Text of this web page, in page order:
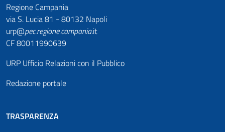
Regione Campania
via S. Lucia 81 - 80132 Napoli
urp@pec.regione.campania.it
CF 80011990639
URP Ufficio Relazioni con il Pubblico
Redazione portale
TRASPARENZA